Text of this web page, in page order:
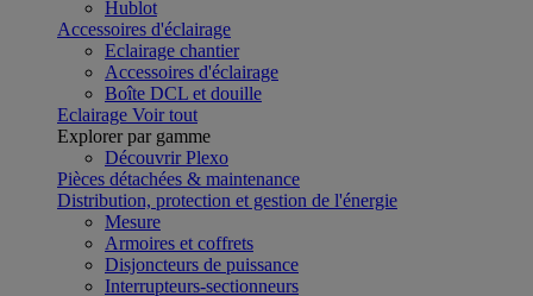
Hublot
Accessoires d'éclairage
Eclairage chantier
Accessoires d'éclairage
Boîte DCL et douille
Eclairage Voir tout
Explorer par gamme
Découvrir Plexo
Pièces détachées & maintenance
Distribution, protection et gestion de l'énergie
Mesure
Armoires et coffrets
Disjoncteurs de puissance
Interrupteurs-sectionneurs